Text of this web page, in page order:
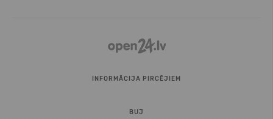
INFORMĀCIJA PIRCĒJIEM
BUJ